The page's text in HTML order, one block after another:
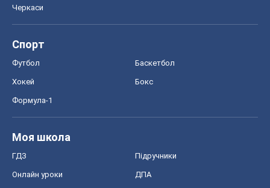
Черкаси
Спорт
Футбол Баскетбол
Хокей Бокс
Формула-1
Моя школа
ГДЗ Підручники
Онлайн уроки ДПА